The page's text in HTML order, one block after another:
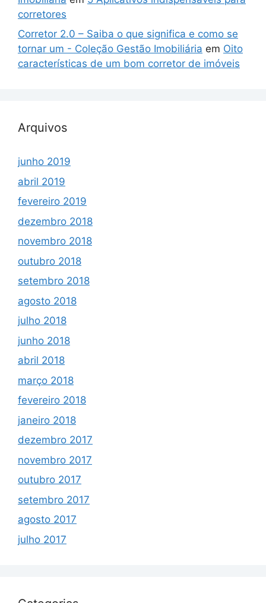
corretores
Corretor 2.0 – Saiba o que significa e como se
tornar um - Coleção Gestão Imobiliária em Oito
características de um bom corretor de imóveis
Arquivos
junho 2019
abril 2019
fevereiro 2019
dezembro 2018
novembro 2018
outubro 2018
setembro 2018
agosto 2018
julho 2018
junho 2018
abril 2018
março 2018
fevereiro 2018
janeiro 2018
dezembro 2017
novembro 2017
outubro 2017
setembro 2017
agosto 2017
julho 2017